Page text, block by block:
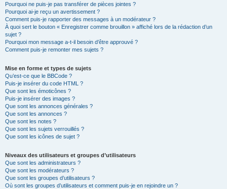
Pourquoi ne puis-je pas transférer de pièces jointes ?
Pourquoi ai-je reçu un avertissement ?
Comment puis-je rapporter des messages à un modérateur ?
À quoi sert le bouton « Enregistrer comme brouillon » affiché lors de la rédaction d’un
sujet ?
Pourquoi mon message a-t-il besoin d’être approuvé ?
Comment puis-je remonter mes sujets ?
Mise en forme et types de sujets
Qu’est-ce que le BBCode ?
Puis-je insérer du code HTML ?
Que sont les émoticônes ?
Puis-je insérer des images ?
Que sont les annonces générales ?
Que sont les annonces ?
Que sont les notes ?
Que sont les sujets verrouillés ?
Que sont les icônes de sujet ?
Niveaux des utilisateurs et groupes d’utilisateurs
Que sont les administrateurs ?
Que sont les modérateurs ?
Que sont les groupes d’utilisateurs ?
Où sont les groupes d’utilisateurs et comment puis-je en rejoindre un ?